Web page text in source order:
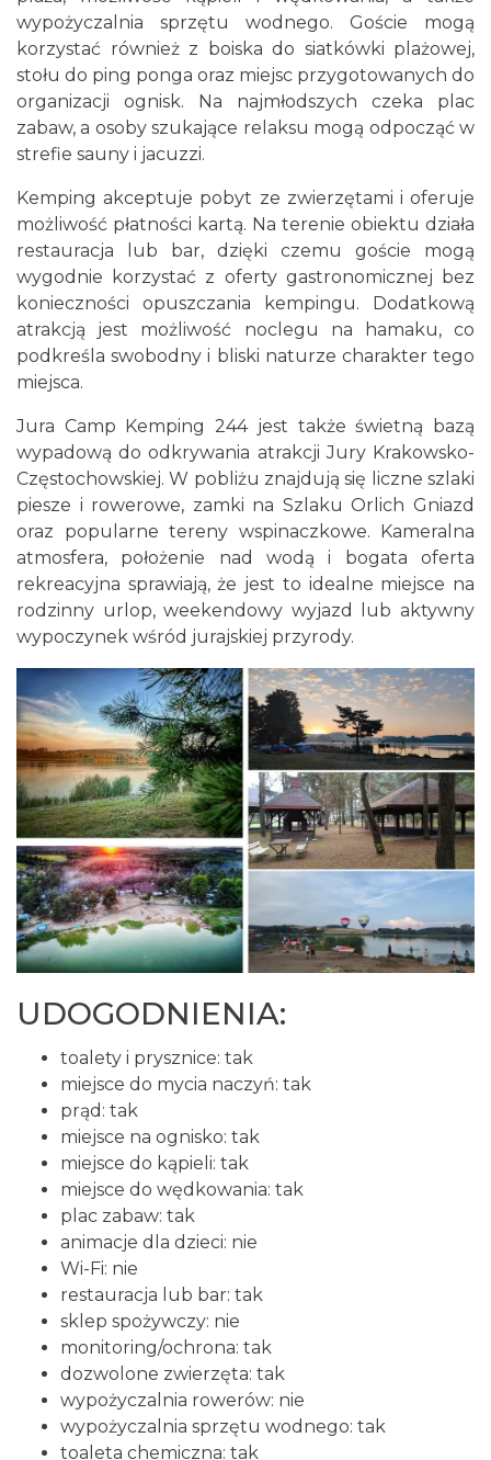
wypożyczalnia sprzętu wodnego. Goście mogą
korzystać również z boiska do siatkówki plażowej,
stołu do ping ponga oraz miejsc przygotowanych do
organizacji ognisk. Na najmłodszych czeka plac
zabaw, a osoby szukające relaksu mogą odpocząć w
strefie sauny i jacuzzi.
Kemping akceptuje pobyt ze zwierzętami i oferuje
możliwość płatności kartą. Na terenie obiektu działa
restauracja lub bar, dzięki czemu goście mogą
wygodnie korzystać z oferty gastronomicznej bez
konieczności opuszczania kempingu. Dodatkową
atrakcją jest możliwość noclegu na hamaku, co
podkreśla swobodny i bliski naturze charakter tego
miejsca.
Jura Camp Kemping 244 jest także świetną bazą
wypadową do odkrywania atrakcji Jury Krakowsko-
Częstochowskiej. W pobliżu znajdują się liczne szlaki
piesze i rowerowe, zamki na Szlaku Orlich Gniazd
oraz popularne tereny wspinaczkowe. Kameralna
atmosfera, położenie nad wodą i bogata oferta
rekreacyjna sprawiają, że jest to idealne miejsce na
rodzinny urlop, weekendowy wyjazd lub aktywny
wypoczynek wśród jurajskiej przyrody.
UDOGODNIENIA:
toalety i prysznice: tak
miejsce do mycia naczyń: tak
prąd: tak
miejsce na ognisko: tak
miejsce do kąpieli: tak
miejsce do wędkowania: tak
plac zabaw: tak
animacje dla dzieci: nie
Wi-Fi: nie
restauracja lub bar: tak
sklep spożywczy: nie
monitoring/ochrona: tak
dozwolone zwierzęta: tak
wypożyczalnia rowerów: nie
wypożyczalnia sprzętu wodnego: tak
toaleta chemiczna: tak